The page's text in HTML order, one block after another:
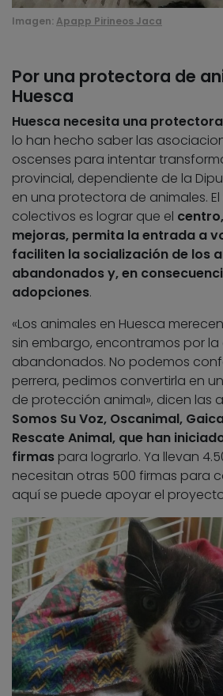
Imagen: Apapp Pirineos Jaca
Por una protectora de
Huesca
Huesca necesita una
lo han hecho saber las
oscenses para intentar
provincial, dependiente de la
en una protectora de animales.
colectivos es lograr que el
mejoras, permita la entrada a
faciliten la socialización de los
abandonados y, en
adopciones.
«Los animales en Huesca
sin embargo, encontramos por
abandonados. No podemos
perrera, pedimos convertirla en
de protección animal», dicen las
Somos Su Voz, Oscanimal,
Rescate Animal, que han
firmas para lograrlo. Ya llevan
necesitan otras 500 firmas para
aquí se puede apoyar el